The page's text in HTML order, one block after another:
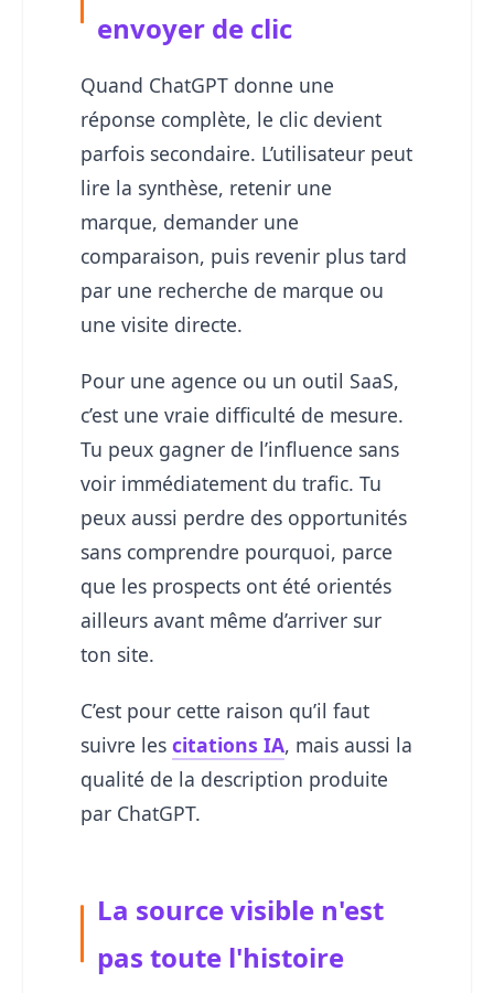
envoyer de clic
Quand ChatGPT donne une
réponse complète, le clic devient
parfois secondaire. L’utilisateur peut
lire la synthèse, retenir une
marque, demander une
comparaison, puis revenir plus tard
par une recherche de marque ou
une visite directe.
Pour une agence ou un outil SaaS,
c’est une vraie difficulté de mesure.
Tu peux gagner de l’influence sans
voir immédiatement du trafic. Tu
peux aussi perdre des opportunités
sans comprendre pourquoi, parce
que les prospects ont été orientés
ailleurs avant même d’arriver sur
ton site.
C’est pour cette raison qu’il faut
suivre les citations IA, mais aussi la
qualité de la description produite
par ChatGPT.
La source visible n'est
pas toute l'histoire